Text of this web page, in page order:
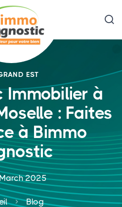
EST
Immobilier à
: Faites
à Bimmo
2025
Blog